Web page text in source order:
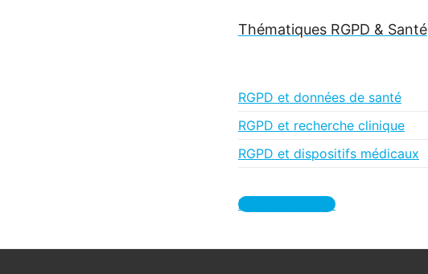
Thématiques RGPD & Santé
RGPD et données de santé
RGPD et recherche clinique
RGPD et dispositifs médicaux
Nous contacter